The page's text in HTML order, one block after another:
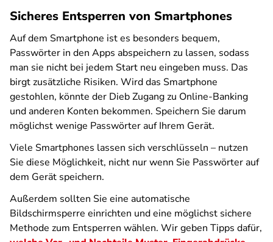
Sicheres Entsperren von Smartphones
Auf dem Smartphone ist es besonders bequem,
Passwörter in den Apps abspeichern zu lassen, sodass
man sie nicht bei jedem Start neu eingeben muss. Das
birgt zusätzliche Risiken. Wird das Smartphone
gestohlen, könnte der Dieb Zugang zu Online-Banking
und anderen Konten bekommen. Speichern Sie darum
möglichst wenige Passwörter auf Ihrem Gerät.
Viele Smartphones lassen sich verschlüsseln – nutzen
Sie diese Möglichkeit, nicht nur wenn Sie Passwörter auf
dem Gerät speichern.
Außerdem sollten Sie eine automatische
Bildschirmsperre einrichten und eine möglichst sichere
Methode zum Entsperren wählen. Wir geben Tipps dafür,